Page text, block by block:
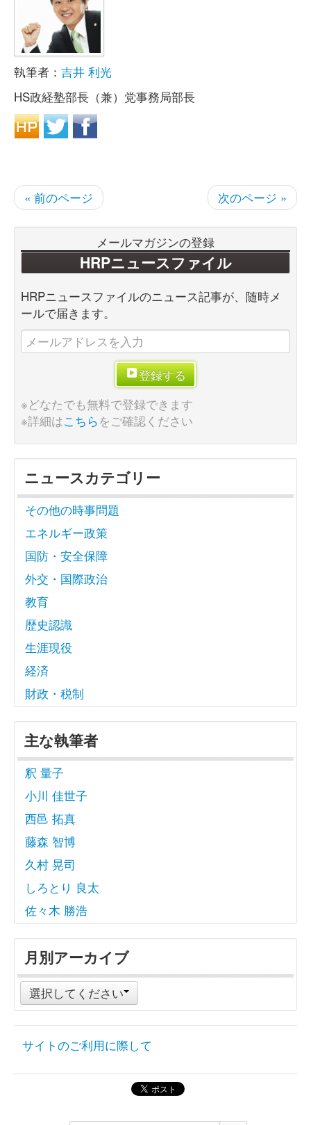
執筆者： 吉井 利光
HS政経塾部長（兼）党事務局部長
« 前のページ 次のページ »
メールマガジンの登録
HRPニュースファイル
HRPニュースファイルのニュース記事が、随時メ
ールで届きます。
登録する
※どなたでも無料で登録できます
※詳細はこちらをご確認ください
ニュースカテゴリー
その他の時事問題
エネルギー政策
国防・安全保障
外交・国際政治
教育
歴史認識
生涯現役
経済
財政・税制
主な執筆者
釈 量子
小川 佳世子
西邑 拓真
藤森 智博
久村 晃司
しろとり 良太
佐々木 勝浩
月別アーカイブ
選択してください
サイトのご利用に際して